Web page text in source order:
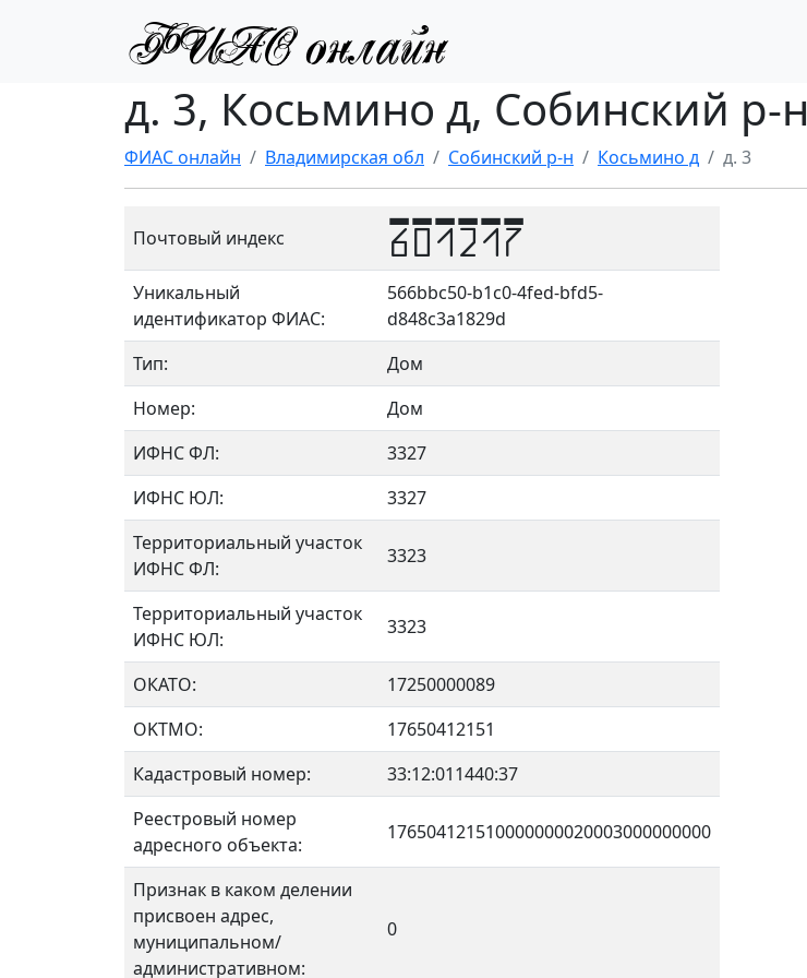
д. 3, Косьмино д, Собинский р-н
ФИАС онлайн Владимирская обл Собинский р-н Косьмино д д. 3
Почтовый индекс 601217
Уникальный
идентификатор ФИАС:
566bbc50-b1c0-4fed-bfd5-
d848c3a1829d
Тип:
Дом
Номер:
Дом
ИФНС ФЛ:
3327
ИФНС ЮЛ:
3327
Территориальный участок
ИФНС ФЛ:
3323
Территориальный участок
ИФНС ЮЛ:
3323
ОКАТО:
17250000089
OKTMO:
17650412151
Кадастровый номер:
33:12:011440:37
Реестровый номер
адресного объекта:
176504121510000000020003000000000
Признак в каком делении
присвоен адрес,
муниципальном/
административном:
0